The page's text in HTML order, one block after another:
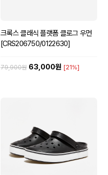
크록스 클래식 플랫폼 클로그 우먼
[CRS206750/0122630]
79,900원 63,000원 [21%]